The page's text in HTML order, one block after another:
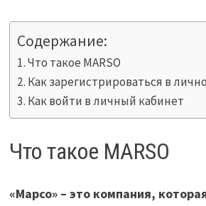
Содержание:
Что такое MARSO
Как зарегистрироваться в
Как войти в личный кабинет
Что такое MARSO
«Марсо» – это компания,